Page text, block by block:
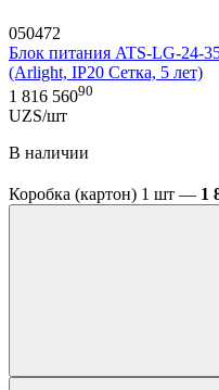
050472
Блок питания ATS-LG-24-
(Arlight, IP20 Сетка, 5 лет)
1 816 56090
UZS/шт
В наличии
Коробка (картон) 1 шт — 1